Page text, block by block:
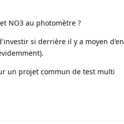
NO3 au photomètre ?
si derrière il y a moyen d'en
un projet commun de test multi